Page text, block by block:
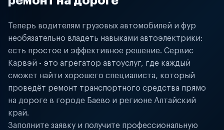
Теперь водителям грузовых автомобилей и фур
необязательно владеть навыками автоэлектрики:
есть простое и эффективное решение. Сервис
Карвэй - это агрегатор автоуслуг, где каждый
сможет найти хорошего специалиста, который
проведёт ремонт транспортного средства прямо
на дороге в городе Баево и регионе Алтайский
край.
Заполните заявку и получите профессиональную